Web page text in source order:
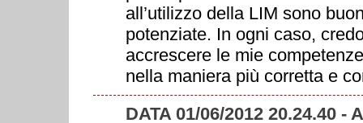
all’utilizzo della LIM sono
potenziate. In ogni caso,
accrescere le mie
nella maniera più corretta e
DATA 01/06/2012 20.24.40 -